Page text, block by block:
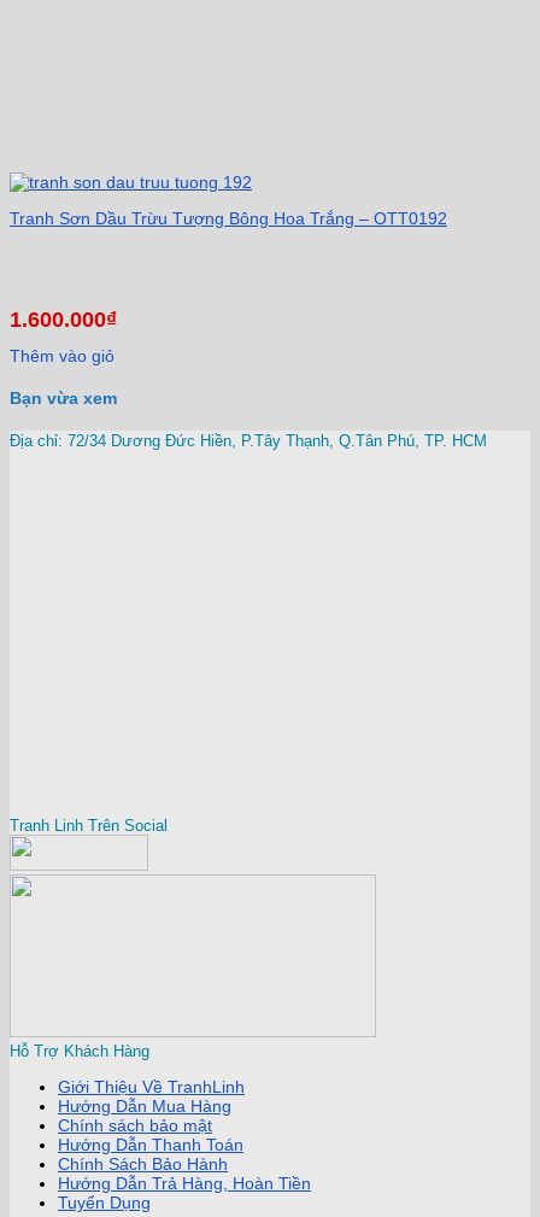
Tranh Sơn Dầu Trừu Tượng Bông Hoa Trắng – OTT0192
1.600.000₫
Thêm vào giỏ
Bạn vừa xem
Địa chỉ: 72/34 Dương Đức Hiền, P.Tây Thạnh, Q.Tân Phú, TP. HCM
Tranh Linh Trên Social
Hỗ Trợ Khách Hàng
Giới Thiệu Về TranhLinh
Hướng Dẫn Mua Hàng
Chính sách bảo mật
Hướng Dẫn Thanh Toán
Chính Sách Bảo Hành
Hướng Dẫn Trả Hàng, Hoàn Tiền
Tuyển Dụng